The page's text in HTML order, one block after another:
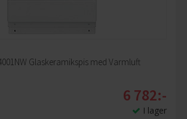
Glaskeramikspis med Varmluft
6 782:-
I lager